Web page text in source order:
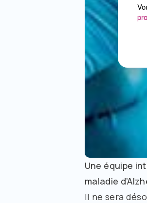
Une équipe
maladie
Il ne sera